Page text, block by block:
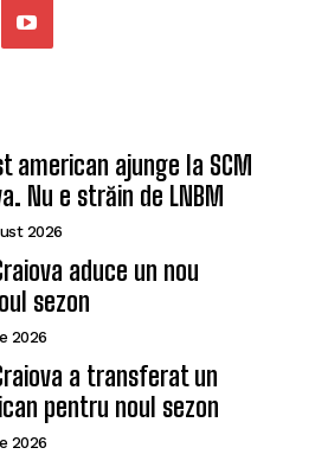
de informare pentru
de promovare pentru sportul
ajunge la SCM
Nu e străin de LNBM
2026
aduce un nou
sezon
2026